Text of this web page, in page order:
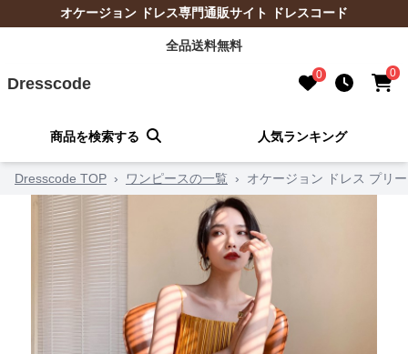
オケージョン ドレス専門通販サイト ドレスコード
全品送料無料
Dresscode 0 0
商品を検索する 人気ランキング
Dresscode TOP › ワンピースの一覧 › オケージョン ドレス プリ